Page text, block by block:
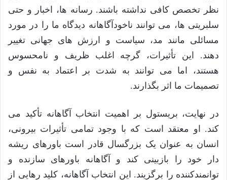
نظر تخصص کافی نداشته باشند. رسانه ها، اخبار و حتی
سلبریتی ها، می توانند ناخودآگاهانه دیدگاه ما را در مورد
مسائلی مانند مد، سیاست و ارزش های جهانی تغییر
دهند. این تأثیرات، گرچه اغلب ظریف و نامحسوس
هستند، اما می توانند به شدت بر اعتماد به نفس و
تصمیمات ما اثر بگذارند.
در نهایت، بریستول بر اهمیت انتخاب آگاهانه تأکید می
کند. او معتقد است که با وجود تمامی تأثیرات بیرونی،
انسان به عنوان یک بزرگسال قادر است باورهای ریشه
دار خود را بازبینی کند و آگاهانه باورهای سازنده و
توانمندکننده را برگزیند. این انتخاب آگاهانه، کلید رهایی از